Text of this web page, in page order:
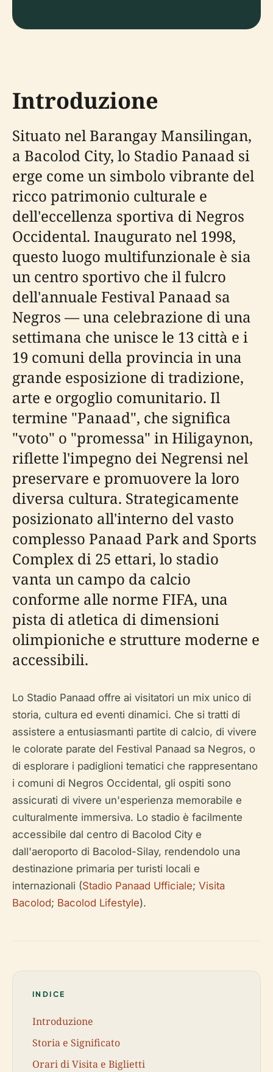
Introduzione
Situato nel Barangay Mansilingan,
a Bacolod City, lo Stadio Panaad si
erge come un simbolo vibrante del
ricco patrimonio culturale e
dell'eccellenza sportiva di Negros
Occidental. Inaugurato nel 1998,
questo luogo multifunzionale è sia
un centro sportivo che il fulcro
dell'annuale Festival Panaad sa
Negros — una celebrazione di una
settimana che unisce le 13 città e i
19 comuni della provincia in una
grande esposizione di tradizione,
arte e orgoglio comunitario. Il
termine "Panaad", che significa
"voto" o "promessa" in Hiligaynon,
riflette l'impegno dei Negrensi nel
preservare e promuovere la loro
diversa cultura. Strategicamente
posizionato all'interno del vasto
complesso Panaad Park and Sports
Complex di 25 ettari, lo stadio
vanta un campo da calcio
conforme alle norme FIFA, una
pista di atletica di dimensioni
olimpioniche e strutture moderne e
accessibili.
Lo Stadio Panaad offre ai visitatori un mix unico di
storia, cultura ed eventi dinamici. Che si tratti di
assistere a entusiasmanti partite di calcio, di vivere
le colorate parate del Festival Panaad sa Negros, o
di esplorare i padiglioni tematici che rappresentano
i comuni di Negros Occidental, gli ospiti sono
assicurati di vivere un'esperienza memorabile e
culturalmente immersiva. Lo stadio è facilmente
accessibile dal centro di Bacolod City e
dall'aeroporto di Bacolod-Silay, rendendolo una
destinazione primaria per turisti locali e
internazionali (Stadio Panaad Ufficiale; Visita
Bacolod; Bacolod Lifestyle).
INDICE
Introduzione
Storia e Significato
Orari di Visita e Biglietti